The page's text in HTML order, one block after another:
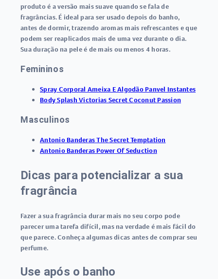
produto é a versão mais suave quando se fala de
fragrâncias. É ideal para ser usado depois do banho,
antes de dormir, trazendo aromas mais refrescantes e que
podem ser reaplicados mais de uma vez durante o dia.
Sua duração na pele é de mais ou menos 4 horas.
Femininos
Spray Corporal Ameixa E Algodão Panvel Instantes
Body Splash Victorias Secret Coconut Passion
Masculinos
Antonio Banderas The Secret Temptation
Antonio Banderas Power Of Seduction
Dicas para potencializar a sua
fragrância
Fazer a sua fragrância durar mais no seu corpo pode
parecer uma tarefa difícil, mas na verdade é mais fácil do
que parece. Conheça algumas dicas antes de comprar seu
perfume.
Use após o banho